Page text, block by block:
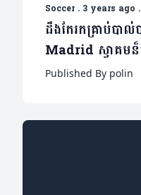
Soccer. 3 years ago .
ដឹងតែរកគ្រាប់ប
Madrid ស្វាគម
Granada (មាន
Published By polin